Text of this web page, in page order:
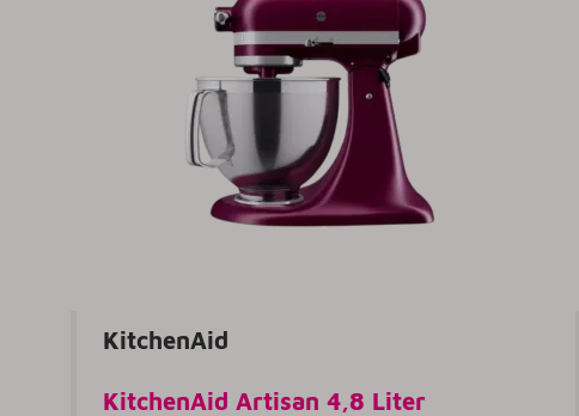
KitchenAid
KitchenAid Artisan 4,8 Liter